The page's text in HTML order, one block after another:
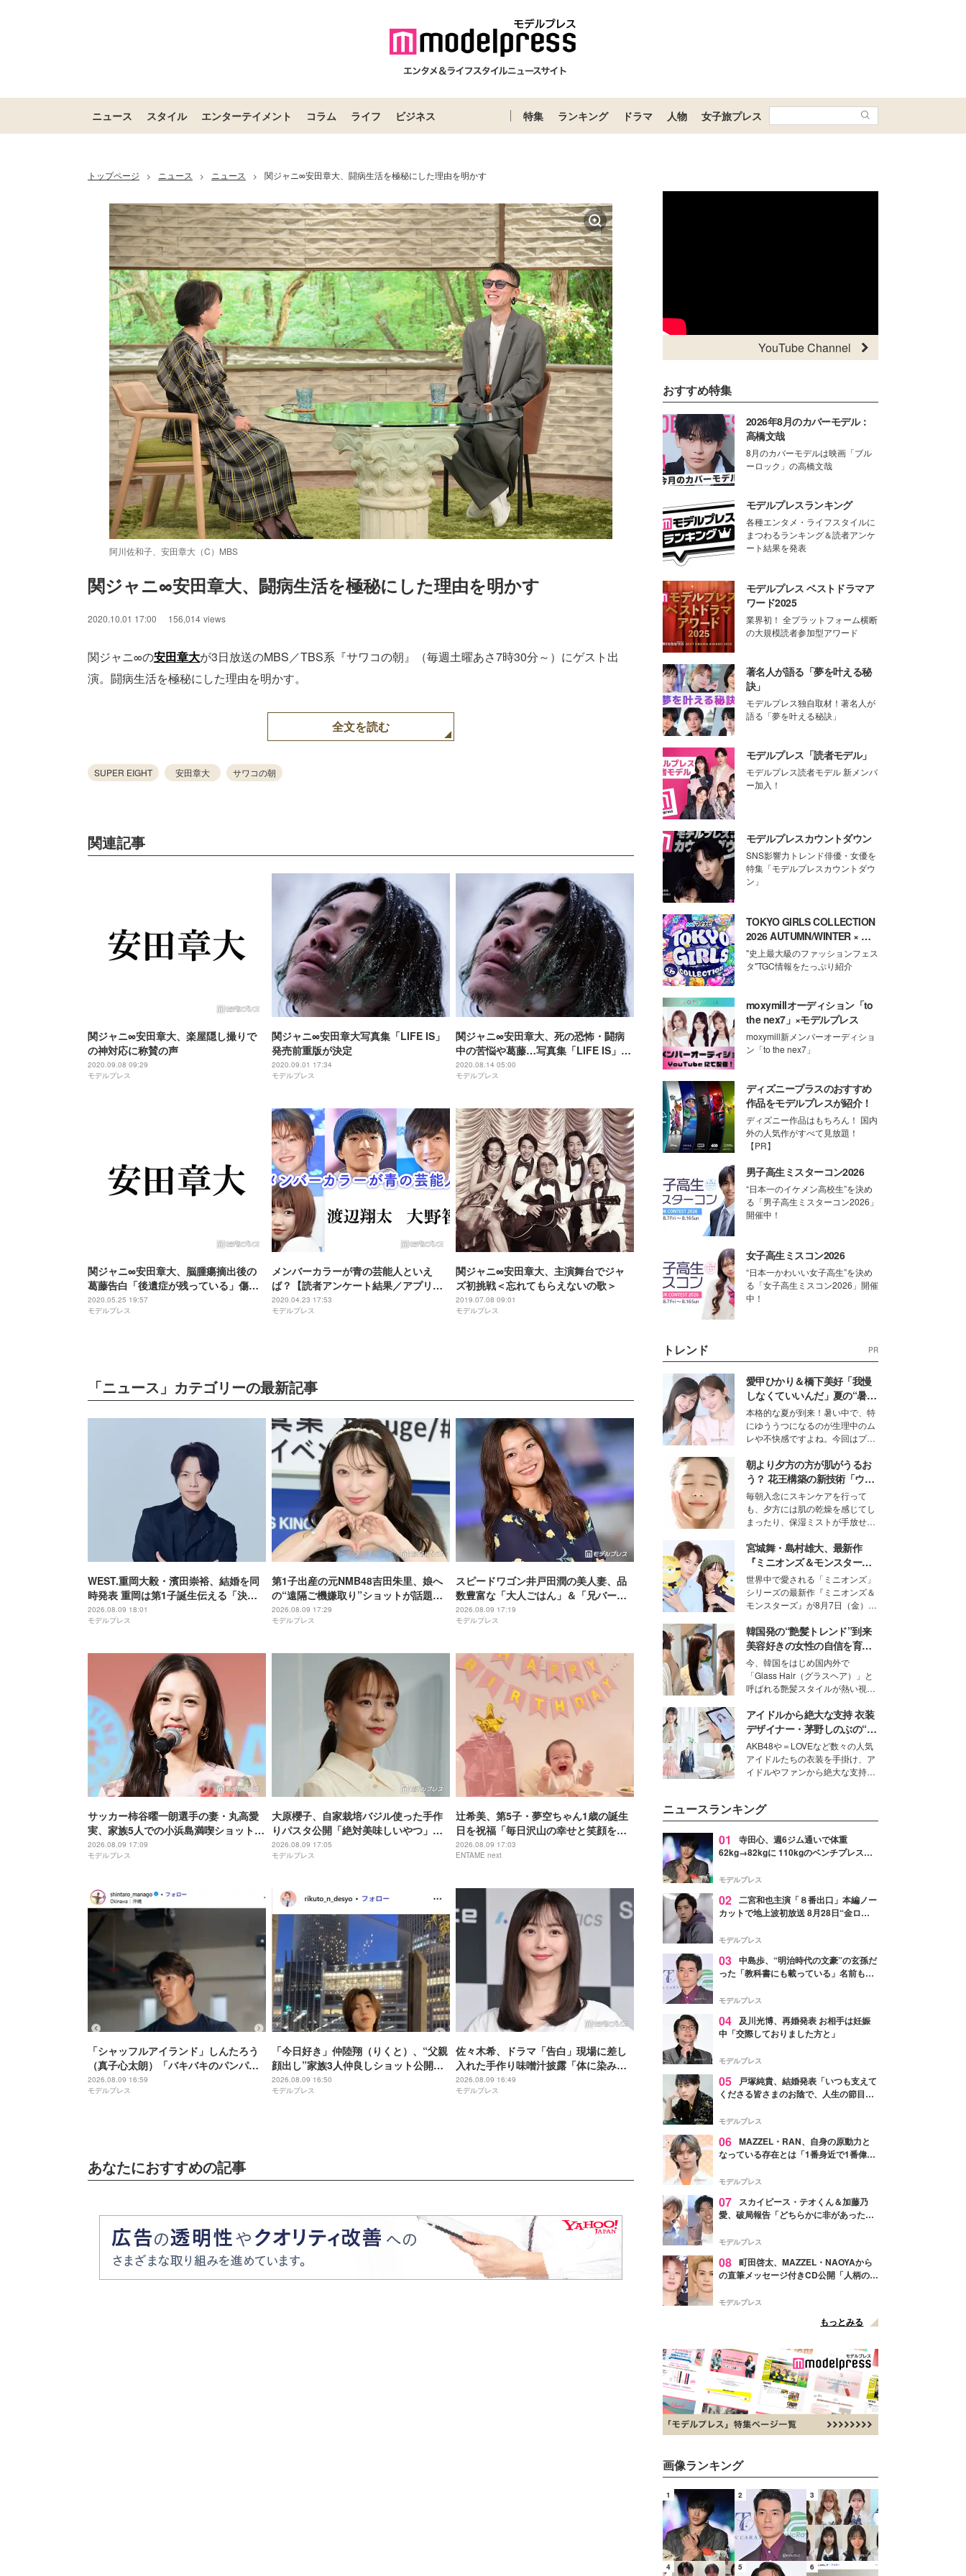
ニュース スタイル エンターテイメント コラム ライフ ビジネス 特集 ランキング ドラマ 人物 女子旅プレス
トップページ > ニュース > ニュース > 関ジャニ∞安田章大、闘病生活を極秘にした理由を明かす
阿川佐和子、安田章大（C）MBS
関ジャニ∞安田章大、闘病生活を極秘にした理由を明かす
2020.10.01 17:00 156,014 views
関ジャニ∞の安田章大が3日放送のMBS／TBS系『サワコの朝』（毎週土曜あさ7時30分～）にゲスト出
演。闘病生活を極秘にした理由を明かす。
全文を読む
SUPER EIGHT 安田章大 サワコの朝
関連記事
関ジャニ∞安田章大、楽屋隠し撮りで
の神対応に称賛の声
2020.09.08 09:29
モデルプレス
関ジャニ∞安田章大写真集「LIFE IS」
発売前重版が決定
2020.09.01 17:34
モデルプレス
関ジャニ∞安田章大、死の恐怖・闘病
中の苦悩や葛藤…写真集「LIFE IS」発
表
2020.08.14 05:00
モデルプレス
関ジャニ∞安田章大、脳腫瘍摘出後の
葛藤告白「後遺症が残っている」傷跡
も公開
2020.05.25 19:57
モデルプレス
メンバーカラーが青の芸能人といえ
ば？【読者アンケート結果／アプリ限
定】
2020.04.23 17:53
モデルプレス
関ジャニ∞安田章大、主演舞台でジャ
ズ初挑戦＜忘れてもらえないの歌＞
2019.07.08 09:01
モデルプレス
「ニュース」カテゴリーの最新記事
WEST.重岡大毅・濱田崇裕、結婚を同
時発表 重岡は第1子誕生伝える「決し
て当たり前ではない、尊いものでし
た」【全文】
2026.08.09 18:01
モデルプレス
第1子出産の元NMB48吉田朱里、娘へ
の“遠隔ご機嫌取り”ショットが話題
「顔が一生懸命で可愛すぎる」「素敵
なアイデア」と反響
2026.08.09 17:29
モデルプレス
スピードワゴン井戸田潤の美人妻、品
数豊富な「大人ごはん」＆「兄バーグ
ごはん」披露に反響「ズラリと並んで
て豪華」「小さい海苔巻きがかわい
2026.08.09 17:19
モデルプレス
サッカー柿谷曜一朗選手の妻・丸高愛
実、家族5人での小浜島満喫ショット公
開「お揃いのお洋服可愛い」「美男美
女揃い」と反響
2026.08.09 17:09
モデルプレス
大原櫻子、自家栽培バジル使った手作
りパスタ公開「絶対美味しいやつ」
「センス良すぎる」と絶賛の声
2026.08.09 17:05
モデルプレス
辻希美、第5子・夢空ちゃん1歳の誕生
日を祝福「毎日沢山の幸せと笑顔を本
当にありがとう」
2026.08.09 17:03
ENTAME next
「シャッフルアイランド」しんたろう
（真子心太朗）「バキバキのパンパン
マンだった2年前」肉体美際立つ上裸シ
ョット公開「彫刻みたい」「思わず見
2026.08.09 16:59
モデルプレス
「今日好き」仲陸翔（りくと）、“父親
顔出し”家族3人仲良しショット公開
「素敵な親子関係」「お父さん面白す
ぎる」の声
2026.08.09 16:50
モデルプレス
佐々木希、ドラマ「告白」現場に差し
入れた手作り味噌汁披露「体に染み渡
るやつ」「夏に最適」の声
2026.08.09 16:49
モデルプレス
あなたにおすすめの記事
YouTube Channel
おすすめ特集
2026年8月のカバーモデル：
高橋文哉
8月のカバーモデルは映画「ブル
ーロック」の高橋文哉
モデルプレスランキング
各種エンタメ・ライフスタイルに
まつわるランキング＆読者アンケ
ート結果を発表
モデルプレス ベストドラマア
ワード2025
業界初！ 全プラットフォーム横断
の大規模読者参加型アワード
著名人が語る「夢を叶える秘
訣」
モデルプレス独自取材！著名人が
語る「夢を叶える秘訣」
モデルプレス「読者モデル」
モデルプレス読者モデル 新メンバ
ー加入！
モデルプレスカウントダウン
SNS影響力トレンド俳優・女優を
特集「モデルプレスカウントダウ
ン」
TOKYO GIRLS COLLECTION
2026 AUTUMN/WINTER × モ
デルプレス
"史上最大級のファッションフェス
タ"TGC情報をたっぷり紹介
moxymillオーディション「to
the nex7」×モデルプレス
moxymill新メンバーオーディショ
ン「to the nex7」
ディズニープラスのおすすめ
作品をモデルプレスが紹介！
ディズニー作品はもちろん！ 国内
外の人気作がすべて見放題！
【PR】
男子高生ミスターコン2026
“日本一のイケメン高校生”を決め
る「男子高生ミスターコン2026」
開催中！
女子高生ミスコン2026
“日本一かわいい女子高生”を決め
る「女子高生ミスコン2026」開催
中！
トレンド PR
愛甲ひかり＆橋下美好「我慢
しなくていいんだ」夏の“暑さ
対策”の新しい選択肢とは？
本格的な夏が到来！暑い中で、特
にゆううつになるのが生理中のム
レや不快感ですよね。今回はプラ
モデル・愛甲ひかりさんと橋下美
好さんを迎えて本音で女子会トー
ク。猛暑のお出かけを快適に過ご
すヒントや、2人が感動した夏の
生理の新常識にも迫りました。
朝より夕方の方が肌がうるお
う？ 花王構築の新技術「ウォ
ーターキャプチャリングスキ
ン（捕水肌）」がスキンケア
の常識を変える予感
毎朝入念にスキンケアを行って
も、夕方には肌の乾燥を感じてし
まったり、保湿ミストが手放せな
な美容の常識を大きく変える可能
性を秘めた、革新的な「Water
Capturing Skin（ウォーターキャ
プチャリングスキン：捕水肌）」
技術を、花王が構築した。
宮城舞・島村雄大、最新作
『ミニオンズ＆モンスター
ズ』の魅力熱弁 ハチャメチャ
だけじゃない“友情と絆”に感
動
世界中で愛される「ミニオンズ」
シリーズの最新作『ミニオンズ＆
モンスターズ』が8月7日（金）に
ニオン好き”という共通点を持つモ
デルの宮城舞と島村雄大の特別対
談をお届け！それぞれの視点か
ら、今作ならではの魅力や予想外
の感動をもたらす奥深いストーリ
ーについて熱く語り合ってもらっ
た。
韓国発の“艶髪トレンド”到来
美容好きの女性の自信を育む
「ヘアケア事情」って？
今、韓国をはじめ国内外で
「Glass Hair（グラスヘア）」と
呼ばれる艶髪スタイルが熱い視線
ションの完成度を高めるベースと
して、“髪そのものの美しさ”に改
めて注目する人が増えている様
子。今回は、そんな憧れの艶やか
な髪を日常で叶える、美容好きの
女性たちのヘアケア事情を紹介し
アイドルから絶大な支持 衣装
デザイナー・茅野しのぶの“可
愛い”を作る美学＜「シチズン
クロスシー」インタビュー＞
AKB48や＝LOVEなど数々の人気
アイドルたちの衣装を手掛け、ア
イドルやファンから絶大な支持を
ター・茅野しのぶ。一人ひとりの
個性に寄り添い、魅力を引き出す
衣装作りは、多くの女性たちに勇
気と自信を与え続けている。
ニュースランキング
01
寺田心、週6ジム通いで体重
62kg→82kgに 110kgのベンチプレス持
「かっこいい」と反響
モデルプレス
02 二宮和也主演「８番出口」本編ノー
カットで地上波初放送 8月28日“金ロ
モデルプレス
03 中島歩、“明治時代の文豪”の玄孫だ
った「教科書にも載っている」名前も先
モデルプレス
04 及川光博、再婚発表 お相手は妊娠
中「交際しておりました方と」
モデルプレス
05
戸塚純貴、結婚発表「いつも支えて
くださる皆さまのお陰で、人生の節目を
す」【全文】
モデルプレス
06 MAZZEL・RAN、自身の原動力と
なっている存在とは「1番身近で1番偉大
モデルプレス
07
スカイピース・テオくん＆加藤乃
愛、破局報告「どちらかに非があったわ
モデルプレス
08 町田啓太、MAZZEL・NAOYAから
の直筆メッセージ付きCD公開「人柄の良
モデルプレス
もっとみる
画像ランキング
1 2 3
4 5 6